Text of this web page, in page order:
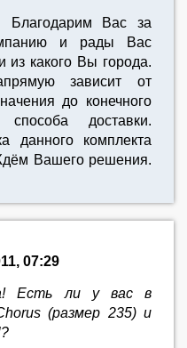
Благодарим Вас за
и рады Вас
какого Вы города.
зависит от
до конечного
доставки.
данного комплекта
Вашего решения.
07:29
Есть ли у вас в
(размер 235) и